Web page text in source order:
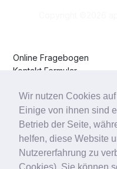
Wir nutzen Cookies
Einige von ihnen sind
Betrieb der Seite,
helfen, diese Website
Nutzererfahrung zu
Online Fragebogen
Kontakt Formular
Datenschutzerklärung
Anfahrt
Klinikum Starnberg
Klinikum Erding
ATOS Klinik